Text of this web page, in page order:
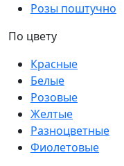
Розы поштучно
По цвету
Красные
Белые
Розовые
Желтые
Разноцветные
Фиолетовые